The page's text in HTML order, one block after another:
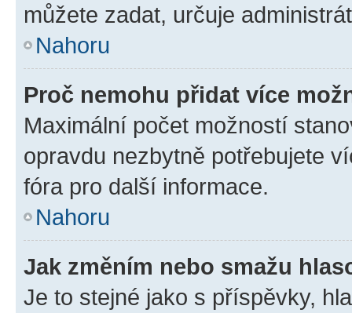
můžete zadat, určuje
Nahoru
Proč nemohu přidat více
Maximální počet možností
opravdu nezbytně potřebujete
fóra pro další informace.
Nahoru
Jak změním nebo smažu
Je to stejné jako s příspěvky,